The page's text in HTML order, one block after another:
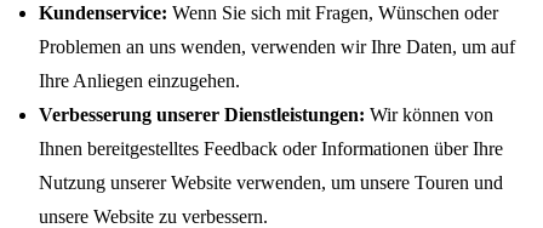
Kundenservice: Wenn Sie sich mit Fragen, Wünschen oder
Problemen an uns wenden, verwenden wir Ihre Daten, um auf
Ihre Anliegen einzugehen.
Verbesserung unserer Dienstleistungen: Wir können von
Ihnen bereitgestelltes Feedback oder Informationen über Ihre
Nutzung unserer Website verwenden, um unsere Touren und
unsere Website zu verbessern.